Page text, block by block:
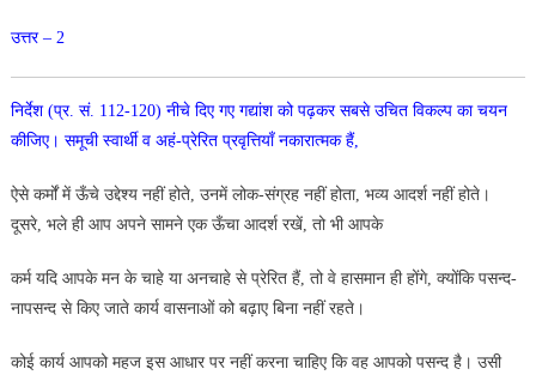
उत्तर – 2
निर्देश (प्र. सं. 112-120) नीचे दिए गए गद्यांश को पढ़कर सबसे उचित विकल्प का चयन
कीजिए। समूची स्वार्थी व अहं-प्रेरित प्रवृत्तियाँ नकारात्मक हैं,
ऐसे कर्मों में ऊँचे उद्देश्य नहीं होते, उनमें लोक-संग्रह नहीं होता, भव्य आदर्श नहीं होते।
दूसरे, भले ही आप अपने सामने एक ऊँचा आदर्श रखें, तो भी आपके
कर्म यदि आपके मन के चाहे या अनचाहे से प्रेरित हैं, तो वे हासमान ही होंगे, क्योंकि पसन्द-
नापसन्द से किए जाते कार्य वासनाओं को बढ़ाए बिना नहीं रहते।
कोई कार्य आपको महज इस आधार पर नहीं करना चाहिए कि वह आपको पसन्द है। उसी